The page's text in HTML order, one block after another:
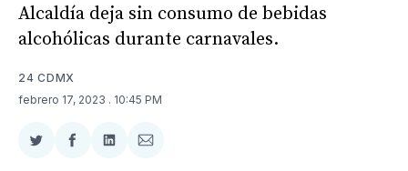
Alcaldía deja sin consumo de bebidas
alcohólicas durante carnavales.
24 CDMX
febrero 17, 2023 . 10:45 PM
CompartirCompartir
CompartirCompartir